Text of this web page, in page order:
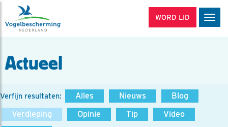
WORD LID
Actueel
Verfijn resultaten: Alles Nieuws
Blog
Verdieping
Opinie Tip
Video